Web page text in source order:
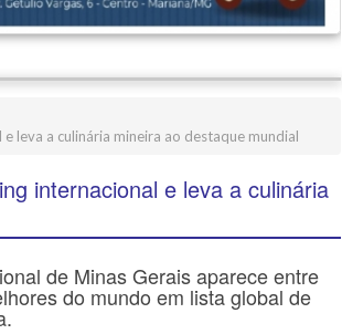
leva a culinária mineira ao destaque mundial
internacional e leva a culinária
de Minas Gerais aparece entre
do mundo em lista global de